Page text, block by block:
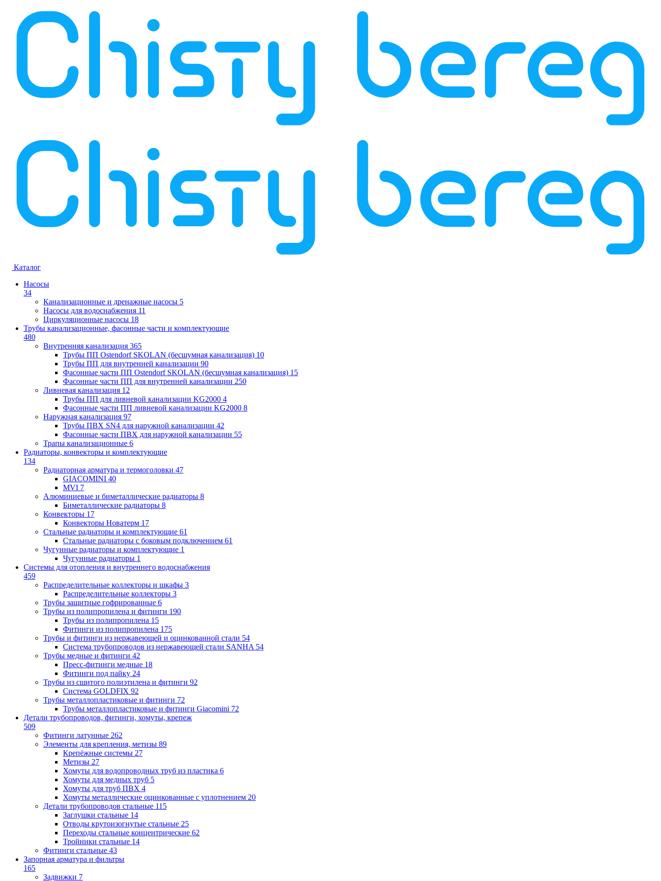
Каталог
Насосы
34
Канализационные и дренажные насосы 5
Насосы для водоснабжения 11
Циркуляционные насосы 18
Трубы канализационные, фасонные части и комплектующие
480
Внутренняя канализация 365
Трубы ПП Ostendorf SKOLAN (бесшумная канализация) 10
Трубы ПП для внутренней канализации 90
Фасонные части ПП Ostendorf SKOLAN (бесшумная канализация) 15
Фасонные части ПП для внутренней канализации 250
Ливневая канализация 12
Трубы ПП для ливневой канализации KG2000 4
Фасонные части ПП ливневой канализации KG2000 8
Наружная канализация 97
Трубы ПВХ SN4 для наружной канализации 42
Фасонные части ПВХ для наружной канализации 55
Трапы канализационные 6
Радиаторы, конвекторы и комплектующие
134
Радиаторная арматура и термоголовки 47
GIACOMINI 40
MVI 7
Алюминиевые и биметаллические радиаторы 8
Биметаллические радиаторы 8
Конвекторы 17
Конвекторы Новатерм 17
Стальные радиаторы и комплектующие 61
Стальные радиаторы с боковым подключением 61
Чугунные радиаторы и комплектующие 1
Чугунные радиаторы 1
Системы для отопления и внутреннего водоснабжения
459
Распределительные коллекторы и шкафы 3
Распределительные коллекторы 3
Трубы защитные гофрированные 6
Трубы из полипропилена и фитинги 190
Трубы из полипропилена 15
Фитинги из полипропилена 175
Трубы и фитинги из нержавеющей и оцинкованной стали 54
Система трубопроводов из нержавеющей стали SANHA 54
Трубы медные и фитинги 42
Пресс-фитинги медные 18
Фитинги под пайку 24
Трубы из сшитого полиэтилена и фитинги 92
Система GOLDFIX 92
Трубы металлопластиковые и фитинги 72
Трубы металлопластиковые и фитинги Giacomini 72
Детали трубопроводов, фитинги, хомуты, крепеж
509
Фитинги латунные 262
Элементы для крепления, метизы 89
Крепёжные системы 27
Метизы 27
Хомуты для водопроводных труб из пластика 6
Хомуты для медных труб 5
Хомуты для труб ПВХ 4
Хомуты металлические оцинкованные с уплотнением 20
Детали трубопроводов стальные 115
Заглушки стальные 14
Отводы крутоизогнутые стальные 25
Переходы стальные концентрические 62
Тройники стальные 14
Фитинги стальные 43
Запорная арматура и фильтры
165
Задвижки 7